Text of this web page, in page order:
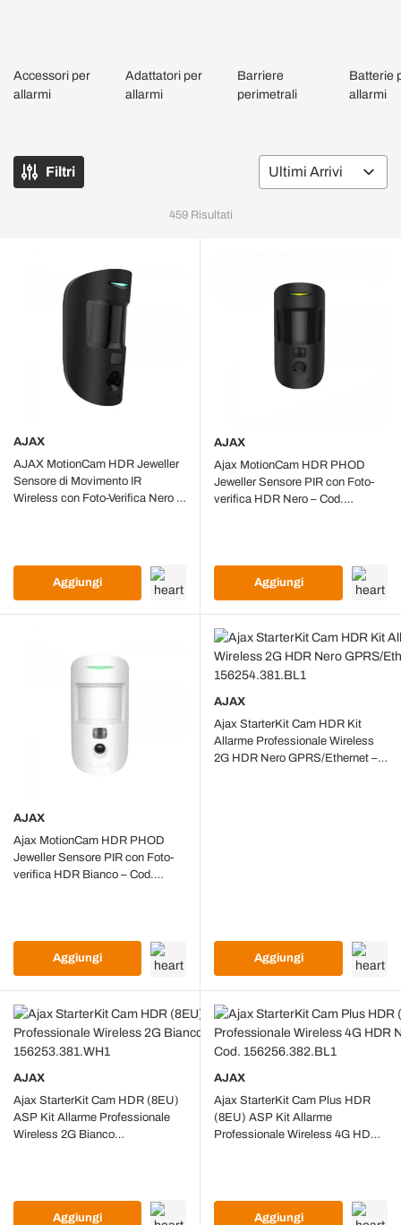
Accessori per
allarmi
Adattatori per
allarmi
Barriere
perimetrali
Batterie
allarmi
Filtri
459Risultati
AJAX
AJAX MotionCam HDR Jeweller
Sensore di Movimento IR
Wireless con Foto-Verifica Nero –
Aggiungi
AJAX
Ajax MotionCam HDR PHOD
Jeweller Sensore PIR con Foto-
verifica HDR Nero – Cod.
Aggiungi
AJAX
Ajax MotionCam HDR PHOD
Jeweller Sensore PIR con Foto-
verifica HDR Bianco – Cod.
Aggiungi
AJAX
Ajax StarterKit Cam HDR Kit
Allarme Professionale Wireless
2G HDR Nero GPRS/Ethernet –
Aggiungi
AJAX
Ajax StarterKit Cam HDR (8EU)
ASP Kit Allarme Professionale
Wireless 2G Bianco
Aggiungi
AJAX
Ajax StarterKit Cam Plus HDR
(8EU) ASP Kit Allarme
Professionale Wireless 4G HDR
Aggiungi